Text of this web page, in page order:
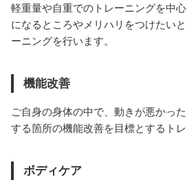
軽重量や自重でのトレーニングを中
になるところやメリハリをつけたい
ーニングを行います。
機能改善
ご自身の身体の中で、動きが悪かっ
する箇所の機能改善を目標とするトレ
ボディケア